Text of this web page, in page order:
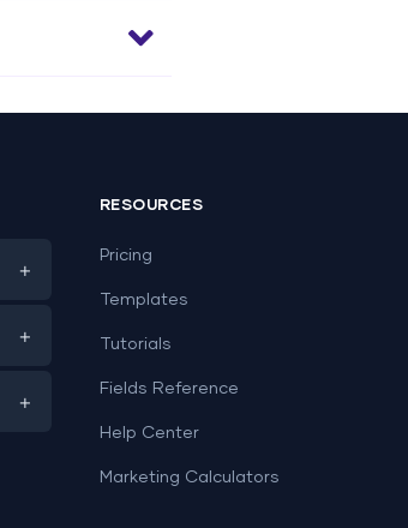
+
+
+
RESOURCES
Pricing
Templates
Tutorials
Fields Reference
Help Center
Marketing Calculators